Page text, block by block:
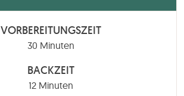
VORBEREITUNGSZEIT
30Minuten
Minuten
BACKZEIT
12Minuten
Minuten